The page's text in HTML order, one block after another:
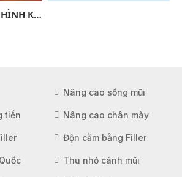
PHẪU THUẬT TẠO HÌNH KHE HỞ MÔI (SỨT MÔI)
Nâng cao sống mũi
tiền Nâng cao chân mày
Độn cằm bằng Filler
Thu nhỏ cánh mũi